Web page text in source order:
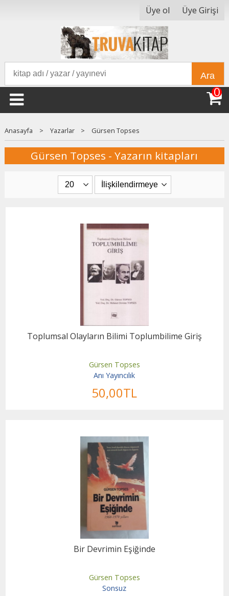
Üye ol Üye Girişi
Ara
0
Anasayfa > Yazarlar > Gürsen Topses
Gürsen Topses - Yazarın kitapları
Toplumsal Olayların Bilimi Toplumbilime Giriş
Gürsen Topses
Anı Yayıncılık
50,00TL
Bir Devrimin Eşiğinde
Gürsen Topses
Sonsuz